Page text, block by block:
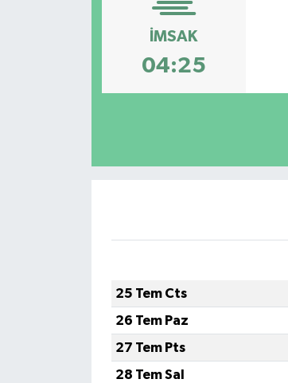
İMSAK
04:25
25 Tem Cts
26 Tem Paz
27 Tem Pts
28 Tem Sal